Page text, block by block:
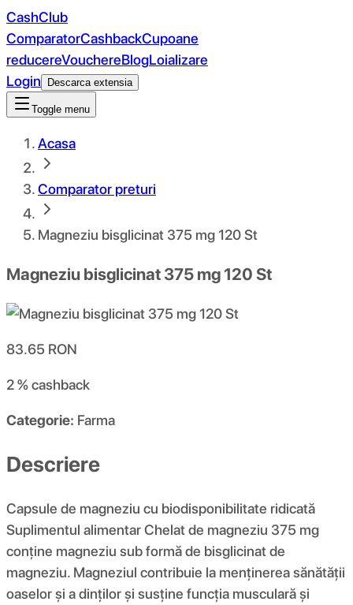
CashClub
ComparatorCashbackCupoane
reducereVouchereBlogLoializare
Login
Descarca extensia
Toggle menu
Acasa
Comparator preturi
Magneziu bisglicinat 375 mg 120 St
Magneziu bisglicinat 375 mg 120 St
83.65 RON
2 %cashback
Categorie: Farma
Descriere
Capsule de magneziu cu biodisponibilitate ridicată
Suplimentul alimentar Chelat de magneziu 375 mg
conține magneziu sub formă de bisglicinat de
magneziu. Magneziul contribuie la menținerea sănătății
oaselor și a dinților și susține funcția musculară și